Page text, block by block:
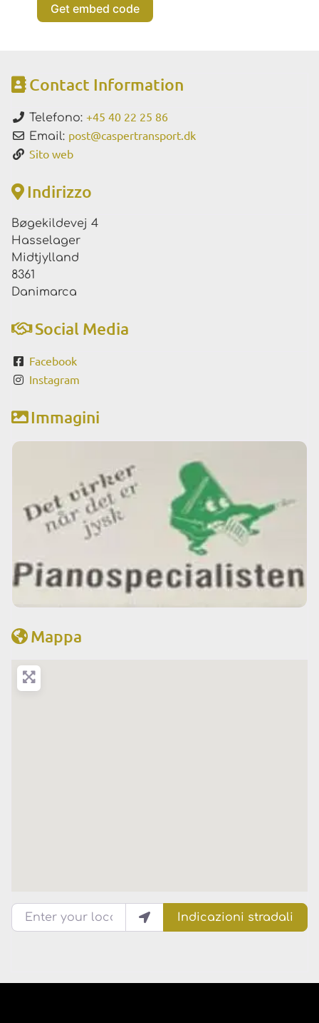
Get embed code
Contact Information
Telefono: +45 40 22 25 86
Email: post@caspertransport.dk
Sito web
Indirizzo
Bøgekildevej 4
Hasselager
Midtjylland
8361
Danimarca
Social Media
Facebook
Instagram
Immagini
Mappa
Enter your location
Indicazioni stradali